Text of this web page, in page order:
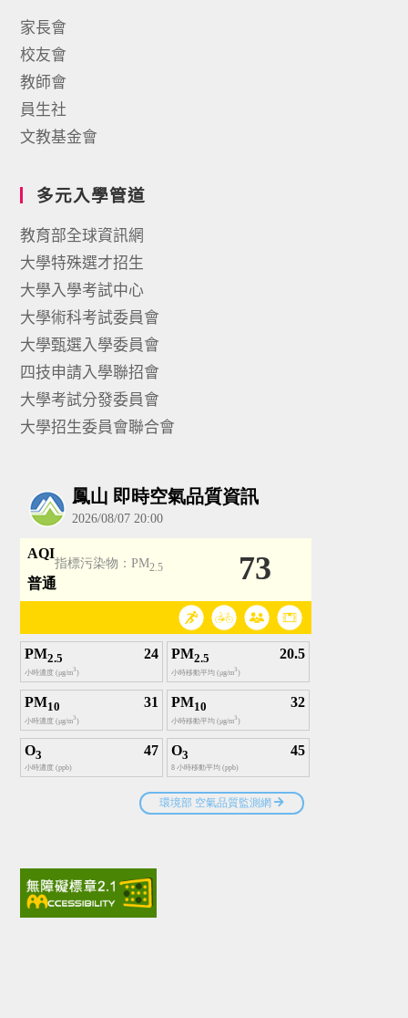
家長會
校友會
教師會
員生社
文教基金會
多元入學管道
教育部全球資訊網
大學特殊選才招生
大學入學考試中心
大學術科考試委員會
大學甄選入學委員會
四技申請入學聯招會
大學考試分發委員會
大學招生委員會聯合會